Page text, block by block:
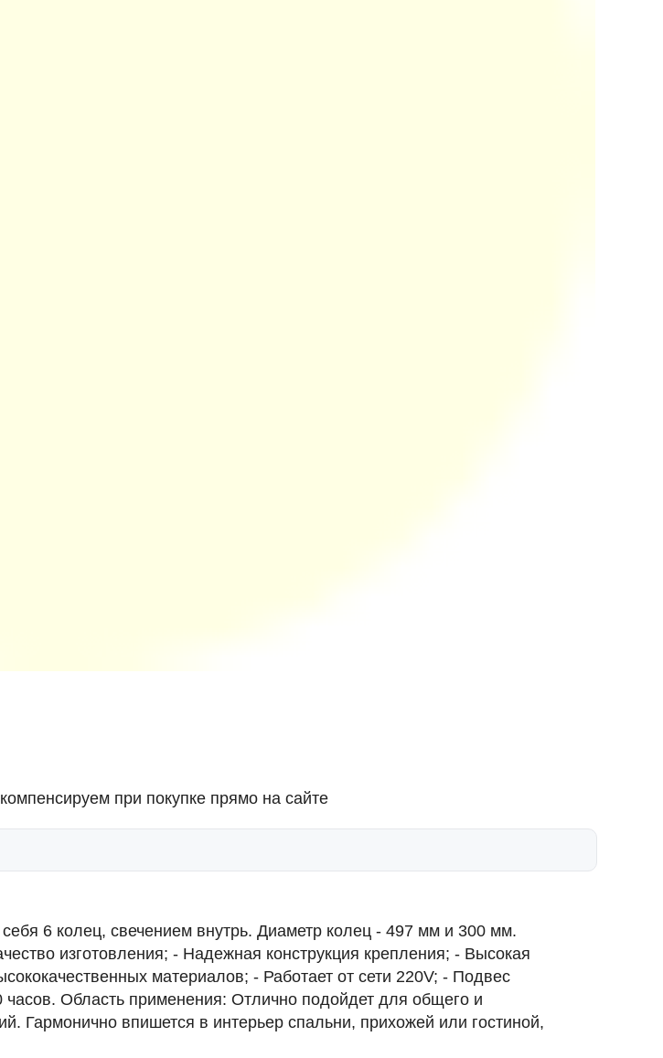
при покупке прямо на сайте
6 колец, свечением внутрь. Диаметр колец - 497 мм и 300 мм.
изготовления; - Надежная конструкция крепления; - Высокая
материалов; - Работает от сети 220V; - Подвес
Область применения: Отлично подойдет для общего и
Гармонично впишется в интерьер спальни, прихожей или гостиной,